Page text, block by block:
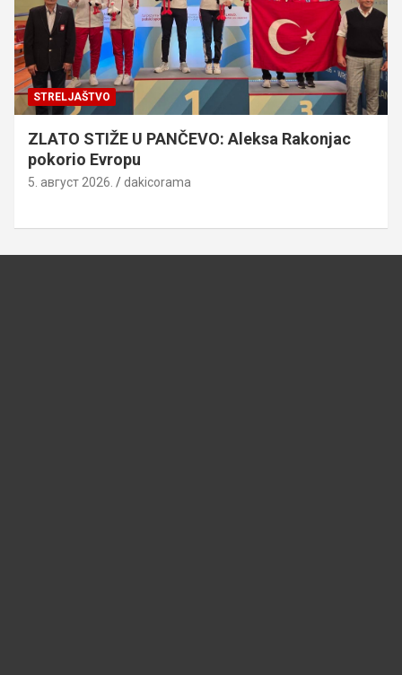
STRELJAŠTVO
ZLATO STIŽE U PANČEVO: Aleksa Rakonjac
pokorio Evropu
5. август 2026. dakicorama